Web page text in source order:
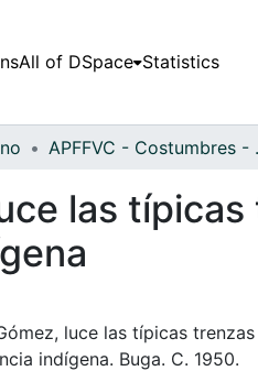
All of DSpace Statistics
las
luce las típicas
indígena. Buga. C. 1950.